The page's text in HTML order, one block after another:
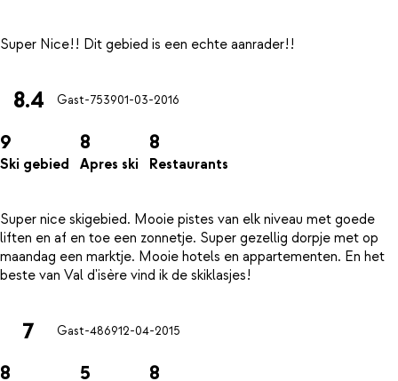
8.4 Gast-753901-03-2016
9
Ski gebied
8
Apres ski
8
Restaurants
Super nice skigebied. Mooie pistes van elk niveau met goede
liften en af en toe een zonnetje. Super gezellig dorpje met op
maandag een marktje. Mooie hotels en appartementen. En het
7 Gast-486912-04-2015
8 5 8